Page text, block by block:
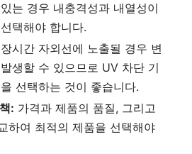
는 경우 내충격성과 내열성이
택해야 합니다.
장시간 자외선에 노출될 경우 변
생할 수 있으므로 UV 차단 기
선택하는 것이 좋습니다.
: 가격과 제품의 품질, 그리고
하여 최적의 제품을 선택해야